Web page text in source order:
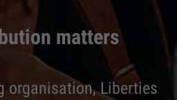
matters
organisation, Liberties